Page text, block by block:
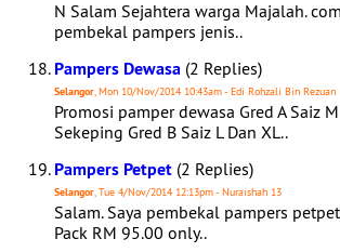
N Salam Sejahtera warga Majalah.
pembekal pampers jenis..
Pampers Dewasa (2 Replies)
Selangor, Mon 10/Nov/2014 10:43am - Edi Rohzali Bin Rezuan
Promosi pamper dewasa Gred A Saiz
Sekeping Gred B Saiz L Dan XL..
Pampers Petpet (2 Replies)
Selangor, Tue 4/Nov/2014 12:13pm - Nuraishah 13
Salam. Saya pembekal pampers
Pack RM 95.00 only..